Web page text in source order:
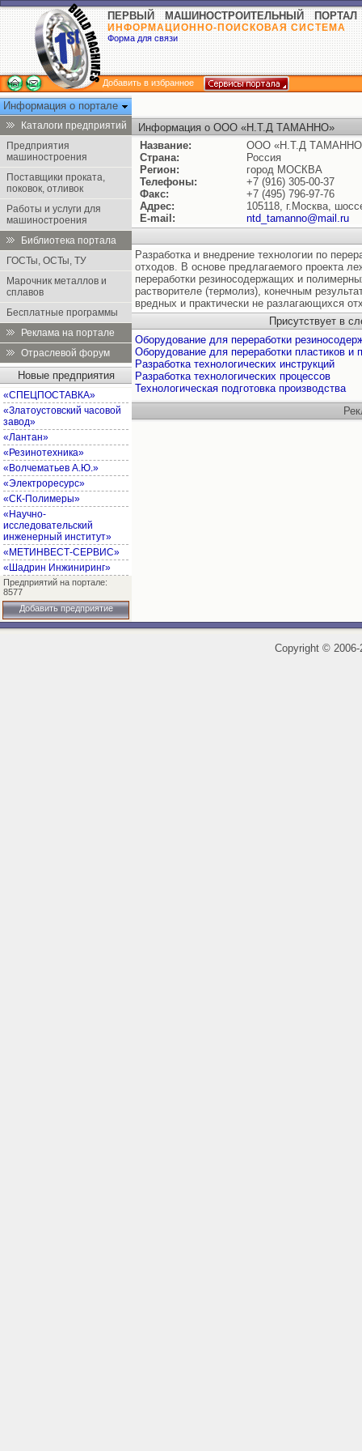
ПЕРВЫЙ МАШИНОСТРОИТЕЛЬНЫЙ ПОРТАЛ
ИНФОРМАЦИОННО-ПОИСКОВАЯ СИСТЕМА
Форма для связи
Добавить в избранное
Информация о портале
Каталоги предприятий
Предприятия
машиностроения
Поставщики проката,
поковок, отливок
Работы и услуги для
машиностроения
Библиотека портала
ГОСТы, ОСТы, ТУ
Марочник металлов и
сплавов
Бесплатные программы
Реклама на портале
Отраслевой форум
Новые предприятия
«СПЕЦПОСТАВКА»
«Златоустовский часовой
завод»
«Лантан»
«Резинотехника»
«Волчематьев А.Ю.»
«Электроресурс»
«СК-Полимеры»
«Научно-
исследовательский
инженерный институт»
«МЕТИНВЕСТ-СЕРВИС»
«Шадрин Инжиниринг»
Предприятий на портале:
8577
Добавить предприятие
Информация о ООО «Н.Т.Д ТАМАННО»
Название:
ООО «Н.Т.Д
Страна:
Россия
Регион:
город МОСКВА
Телефоны:
+7 (916) 305-00-37
Факс:
+7 (495) 796-97-76
Адрес:
105118, г.Москва,
E-mail:
ntd_tamanno@mail.ru
Разработка и внедрение технологии по
отходов. В основе предлагаемого проекта
переработки резиносодержащих и
растворителе (термолиз), конечным
вредных и практически не разлагающихся
Присутствует в
Оборудование для переработки
Оборудование для переработки пластиков и
Разработка технологических инструкций
Разработка технологических процессов
Технологическая подготовка производства
Copyright ©